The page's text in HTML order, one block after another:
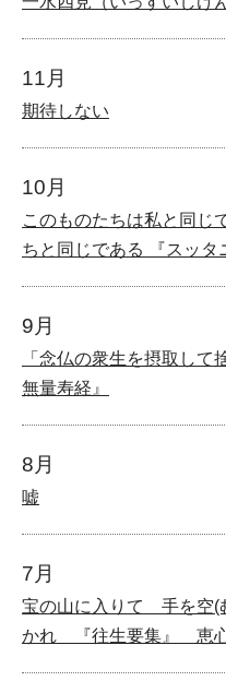
11月
期待しない
10月
このものたちは私と同じ
ちと同じである 『スッタ
9月
「念仏の衆生を摂取して
無量寿経』
8月
嘘
7月
宝の山に入りて 手を空(
かれ 『往生要集』 恵